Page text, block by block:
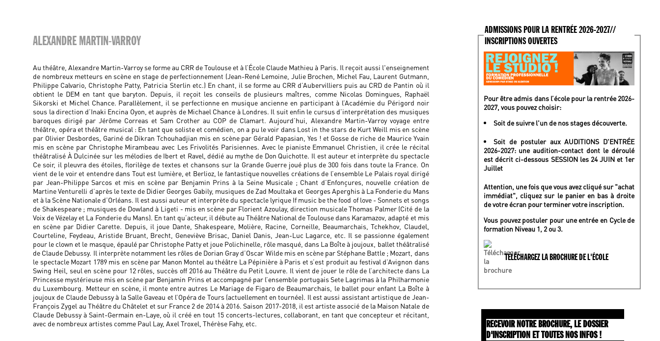
ALEXANDRE MARTIN-VARROY
Au théâtre, Alexandre Martin-Varroy se forme au CRR de Toulouse et à l’École Claude Mathieu à Paris. Il reçoit aussi l'enseignement
de nombreux metteurs en scène en stage de perfectionnement (Jean-René Lemoine, Julie Brochen, Michel Fau, Laurent Gutmann,
Philippe Calvario, Christophe Patty, Patricia Sterlin etc.) En chant, il se forme au CRR d’Aubervilliers puis au CRD de Pantin où il
obtient le DEM en tant que baryton. Depuis, il reçoit les conseils de plusieurs maîtres, comme Nicolas Domingues, Raphaël
Sikorski et Michel Chance. Parallèlement, il se perfectionne en musique ancienne en participant à l’Académie du Périgord noir
sous la direction d’Inaki Encina Oyon, et auprès de Michael Chance à Londres. Il suit enfin le cursus d’interprétation des musiques
baroques dirigé par Jérôme Correas et Sam Crother au COP de Clamart. Aujourd’hui, Alexandre Martin-Varroy voyage entre
théâtre, opéra et théâtre musical : En tant que soliste et comédien, on a pu le voir dans Lost in the stars de Kurt Weill mis en scène
par Olivier Desbordes, Gariné de Dikran Tchouhadjian mis en scène par Gérald Papasian, Yes ! et Gosse de riche de Maurice Yvain
mis en scène par Christophe Mirambeau avec Les Frivolités Parisiennes. Avec le pianiste Emmanuel Christien, il crée le récital
théâtralisé À Dulcinée sur les mélodies de Ibert et Ravel, dédié au mythe de Don Quichotte. Il est auteur et interprète du spectacle
Ce soir, il pleuvra des étoiles, florilège de textes et chansons sur la Grande Guerre joué plus de 300 fois dans toute la France. On
vient de le voir et entendre dans Tout est lumière, et Berlioz, le fantastique nouvelles créations de l’ensemble Le Palais royal dirigé
par Jean-Philippe Sarcos et mis en scène par Benjamin Prins à la Seine Musicale ; Chant d’Enfonçures, nouvelle création de
Martine Venturelli d’après le texte de Didier Georges Gabily, musiques de Zad Moultaka et Georges Aperghis à La Fonderie du Mans
et à la Scène Nationale d’Orléans. Il est aussi auteur et interprète du spectacle lyrique If music be the food of love - Sonnets et songs
de Shakespeare ; musiques de Dowland à Ligeti - mis en scène par Florient Azoulay, direction musicale Thomas Palmer (Cité de la
Voix de Vézelay et La Fonderie du Mans). En tant qu’acteur, il débute au Théâtre National de Toulouse dans Karamazov, adapté et mis
en scène par Didier Carette. Depuis, il joue Dante, Shakespeare, Molière, Racine, Corneille, Beaumarchais, Tchekhov, Claudel,
Courteline, Feydeau, Aristide Bruant, Brecht, Geneviève Brisac, Daniel Danis, Jean-Luc Lagarce, etc. Il se passionne également
pour le clown et le masque, épaulé par Christophe Patty et joue Polichinelle, rôle masqué, dans La Boîte à joujoux, ballet théâtralisé
de Claude Debussy. Il interprète notamment les rôles de Dorian Gray d’Oscar Wilde mis en scène par Stéphane Battle ; Mozart, dans
le spectacle Mozart 1789 mis en scène par Manon Montel au théâtre La Pépinière à Paris et s’est produit au festival d’Avignon dans
Swing Heil, seul en scène pour 12 rôles, succès off 2016 au Théâtre du Petit Louvre. Il vient de jouer le rôle de l’architecte dans La
Princesse mystérieuse mis en scène par Benjamin Prins et accompagné par l’ensemble portugais Sete Lagrimas à la Philharmonie
du Luxembourg. Metteur en scène, il monte entre autres Le Mariage de Figaro de Beaumarchais, le ballet pour enfant La Boîte à
joujoux de Claude Debussy à la Salle Gaveau et l’Opéra de Tours (actuellement en tournée). Il est aussi assistant artistique de Jean-
François Zygel au Théâtre du Châtelet et sur France 2 de 2014 à 2016. Saison 2017-2018, il est artiste associé de la Maison Natale de
Claude Debussy à Saint-Germain en-Laye, où il créé en tout 15 concerts-lectures, collaborant, en tant que concepteur et récitant,
avec de nombreux artistes comme Paul Lay, Axel Troxel, Thérèse Fahy, etc.
ADMISSIONS POUR LA RENTRÉE 2026-2027//
INSCRIPTIONS OUVERTES
Pour être admis dans l’école pour la rentrée 2026-
2027, vous pouvez choisir:
Soit de suivre l'un de nos stages découverte.
Soit de postuler aux AUDITIONS D'ENTRÉE
2026-2027: une audition-contact dont le déroulé
est décrit ci-dessous SESSION les 24 JUIN et 1er
Juillet
Attention, une fois que vous avez cliqué sur "achat
immédiat", cliquez sur le panier en bas à droite
de votre écran pour terminer votre inscription.
Vous pouvez postuler pour une entrée en Cycle de
formation Niveau 1, 2 ou 3.
TÉLÉCHARGEZ LA BROCHURE DE L'ÉCOLE
RECEVOIR NOTRE BROCHURE, LE DOSSIER
D'INSCRIPTION ET TOUTES NOS INFOS !